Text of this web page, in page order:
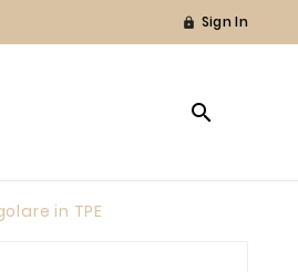
 Sign In

in TPE